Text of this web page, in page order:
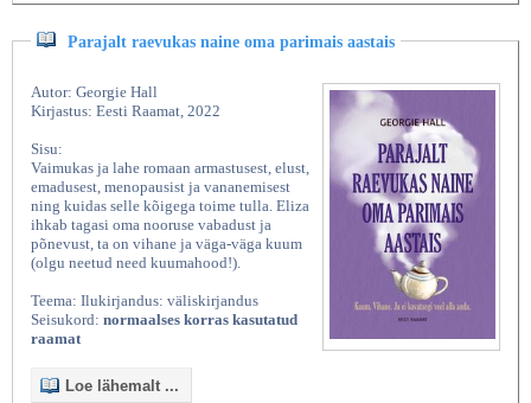
Parajalt raevukas naine oma parimais aastais
Autor: Georgie Hall
Kirjastus: Eesti Raamat, 2022
Sisu:
Vaimukas ja lahe romaan armastusest, elust,
emadusest, menopausist ja vananemisest
ning kuidas selle kõigega toime tulla. Eliza
ihkab tagasi oma nooruse vabadust ja
põnevust, ta on vihane ja väga-väga kuum
(olgu neetud need kuumahood!).
Teema: Ilukirjandus: väliskirjandus
Seisukord: normaalses korras kasutatud
raamat
Loe lähemalt ...